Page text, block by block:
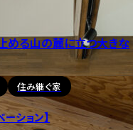
める山の麓に立つ大きな
住み継ぐ家
ション】